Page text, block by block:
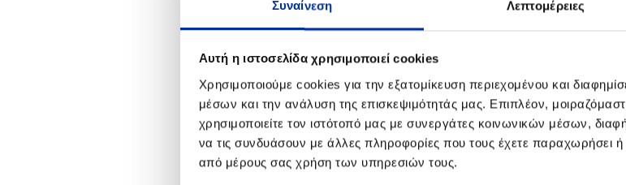
Συναίνεση Λεπτομέρειες
Αυτή η ιστοσελίδα χρησιμοποιεί cookies
Χρησιμοποιούμε cookies για την εξατομίκευση περιεχομένου και
μέσων και την ανάλυση της επισκεψιμότητάς μας. Επιπλέον,
χρησιμοποιείτε τον ιστότοπό μας με συνεργάτες κοινωνικών μέσων,
να τις συνδυάσουν με άλλες πληροφορίες που τους έχετε παραχωρήσει ή
από μέρους σας χρήση των υπηρεσιών τους.
Σήμερα, στην έδρα του Μακεδονίας-Θράκης υπεγράφη
ιδιοκτήτρια εταιρεία του σκάφους, “North Aegean
Μαρίας Κόλλια – Τσαρουχά. Τον Όμιλο ΕΛΛΗΝΙΚΑ
Διευθυντής Βιομηχανικών Εγκαταστάσεων